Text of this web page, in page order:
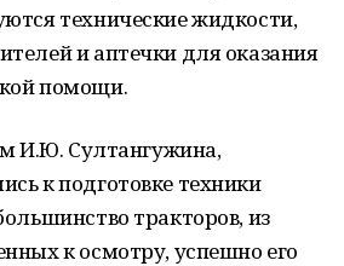
технические жидкости,
и аптечки для оказания
помощи.
И.Ю. Султангужина,
к подготовке техники
тракторов, из
к осмотру, успешно его